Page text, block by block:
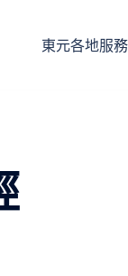
東元各地服